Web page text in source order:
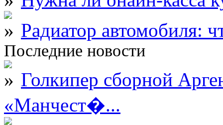
Радиатор автомобиля:
Последние новости
Голкипер сборной
«Манчест�...